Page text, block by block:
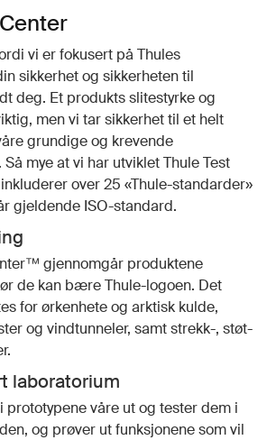
vi er fokusert på Thules
sikkerhet og sikkerheten til
deg. Et produkts slitestyrke og
men vi tar sikkerhet til et helt
grundige og krevende
mye at vi har utviklet Thule Test
over 25 «Thule-standarder»
gjeldende ISO-standard.
gjennomgår produktene
de kan bære Thule-logoen. Det
for ørkenhete og arktisk kulde,
og vindtunneler, samt strekk-, støt-
laboratorium
prototypene våre ut og tester dem i
og prøver ut funksjonene som vil